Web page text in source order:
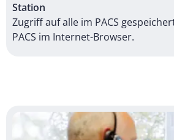
Station
Zugriff auf alle im PACS
PACS im Internet-Browser.